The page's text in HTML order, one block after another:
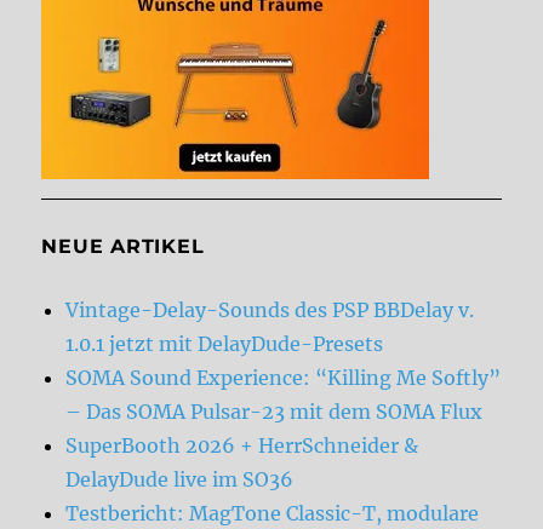
NEUE ARTIKEL
Vintage-Delay-Sounds des PSP BBDelay v.
1.0.1 jetzt mit DelayDude-Presets
SOMA Sound Experience: “Killing Me Softly”
– Das SOMA Pulsar-23 mit dem SOMA Flux
SuperBooth 2026 + HerrSchneider &
DelayDude live im SO36
Testbericht: MagTone Classic-T, modulare